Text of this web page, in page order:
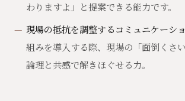
わりますよ」と提案できる能力です。
現場の抵抗を調整するコミュニケーシ
組みを導入する際、現場の「面倒くさ
論理と共感で解きほぐせる力。